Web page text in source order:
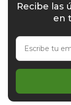
Recibe las
en
Escribe
email